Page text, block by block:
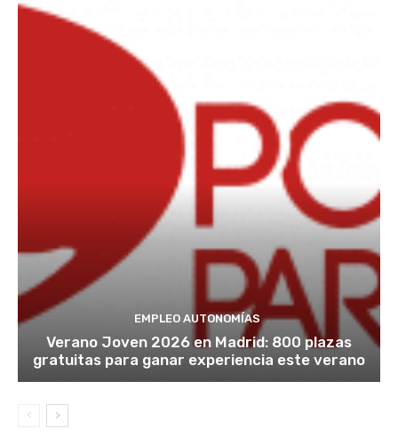
EMPLEO AUTONOMÍAS
Verano Joven 2026 en Madrid: 800 plazas
gratuitas para ganar experiencia este verano